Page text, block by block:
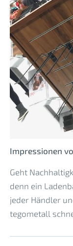
Impressionen
Geht
denn ein
jeder Händler
tegometall